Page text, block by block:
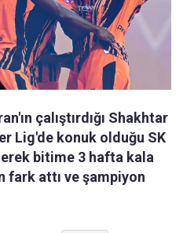
çalıştırdığı Shakhtar
Lig'de konuk olduğu SK
bitime 3 hafta kala
fark attı ve şampiyon